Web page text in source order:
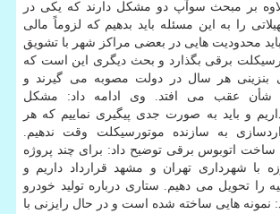
بر مبحث سوآپ دو مشکل دارند که یکی در
را به این مسئله باید بدهیم که لزوماً مالی
محدودیت هایی در بعضی مراکز شهر با تشویق
برقی بگذارد و بحث دیگری این است که
بنزینی هر سال در دولت مصوبه می گیرند و
شأن عقب می افتد. وی ادامه داد: مشکل
و باید به صورت جدی پیگیری نماییم که هر
به سازنده موتورسیکلت وقت ندهیم.
ساخت اتوبوس برقی توضیح داد: برای چند پروژه
با شهرداری تهران و مشهد قرارداد داریم و
را تحویل می دهیم. ستاری درباره تولید خودرو
نمونه هایی ساخته شده است و در حال رایزنی با